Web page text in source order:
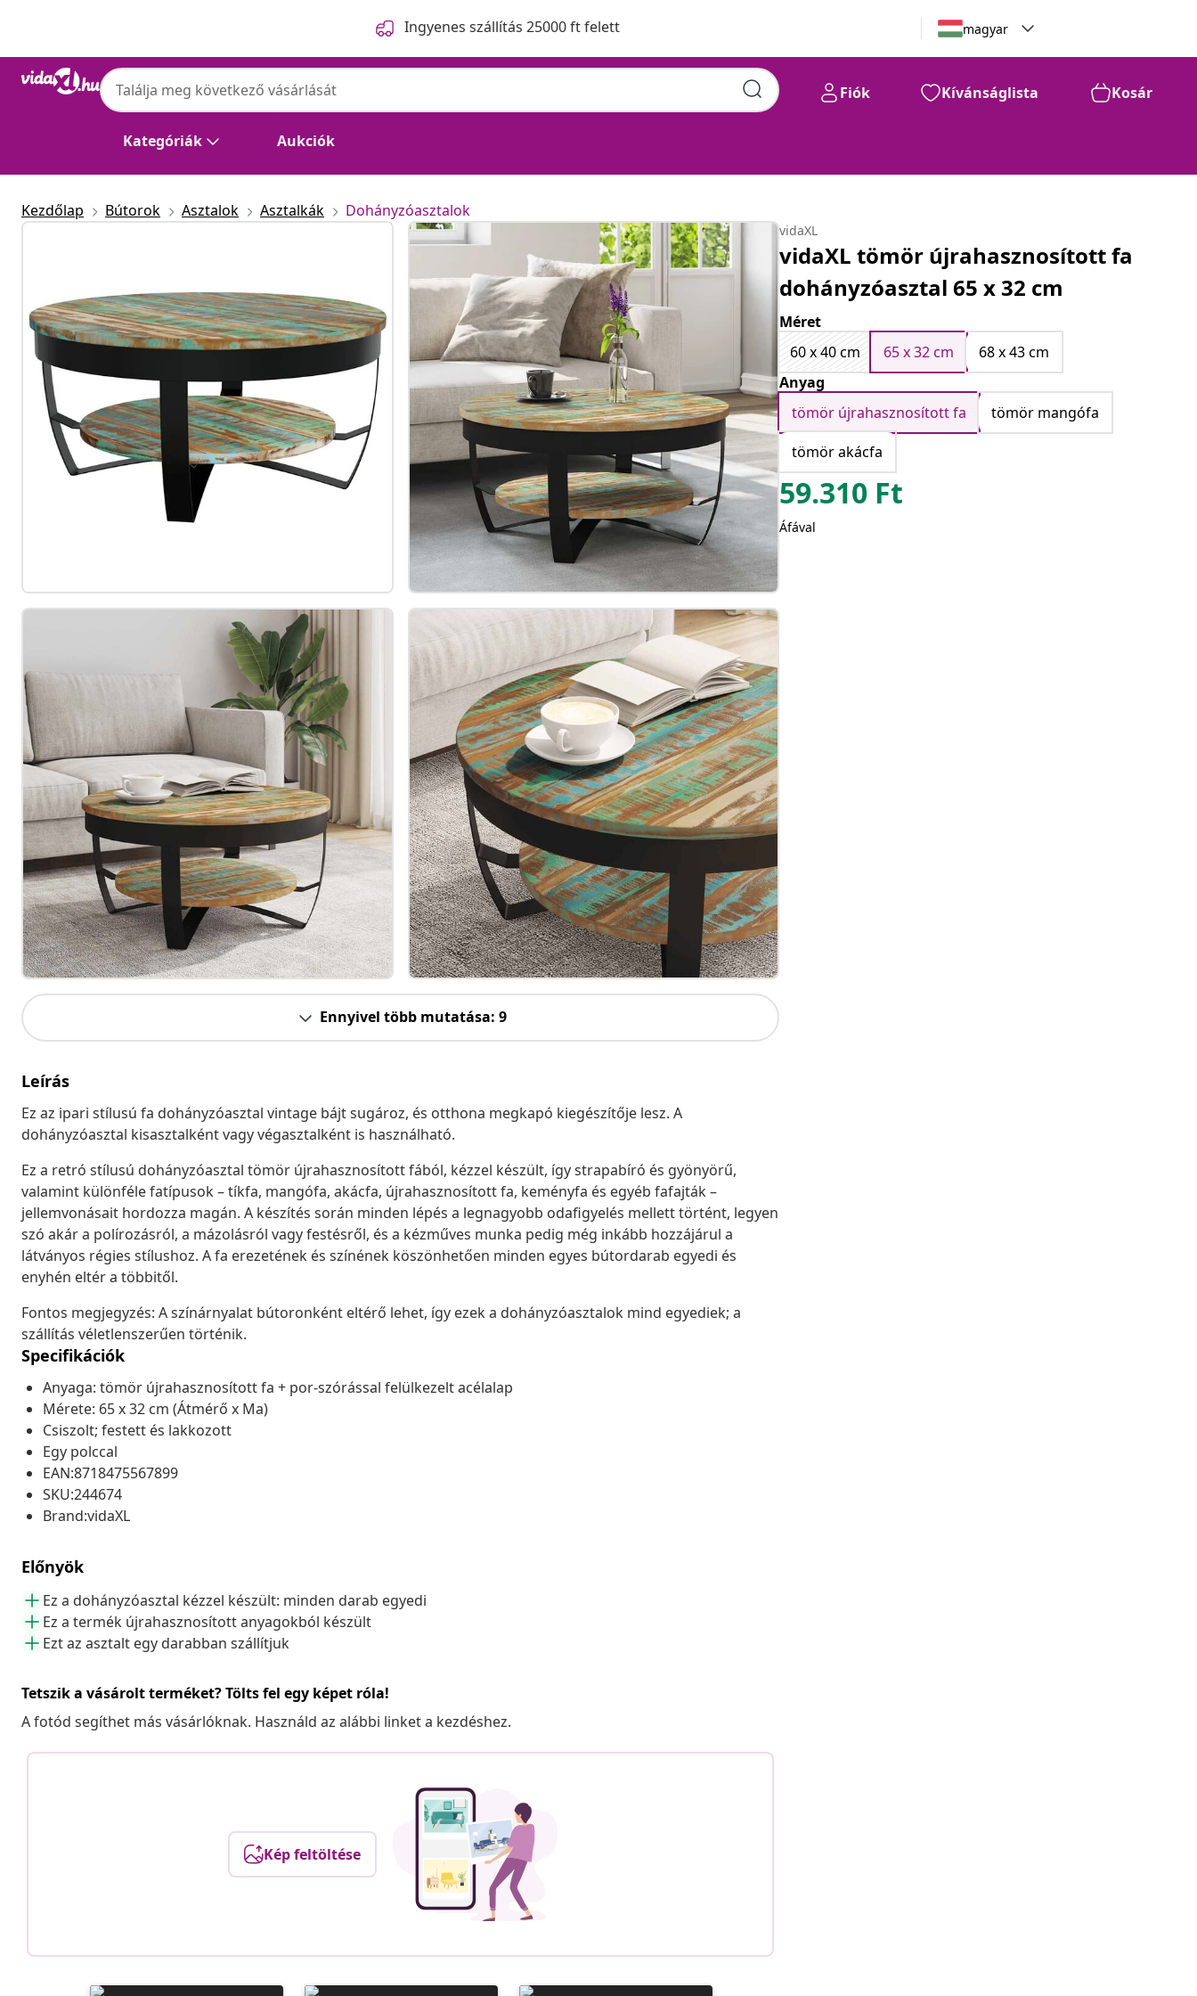
Ingyenes szállítás 25000 ft felett magyar
Kategóriák Aukciók
Fiók Kívánságlista Kosár
Kezdőlap Bútorok Asztalok Asztalkák Dohányzóasztalok
Ennyivel több mutatása: 9
Leírás
Ez az ipari stílusú fa dohányzóasztal vintage bájt sugároz, és otthona megkapó kiegészítője lesz. A
dohányzóasztal kisasztalként vagy végasztalként is használható.
Ez a retró stílusú dohányzóasztal tömör újrahasznosított fából, kézzel készült, így strapabíró és gyönyörű,
valamint különféle fatípusok – tíkfa, mangófa, akácfa, újrahasznosított fa, keményfa és egyéb fafajták –
jellemvonásait hordozza magán. A készítés során minden lépés a legnagyobb odafigyelés mellett történt, legyen
szó akár a polírozásról, a mázolásról vagy festésről, és a kézműves munka pedig még inkább hozzájárul a
látványos régies stílushoz. A fa erezetének és színének köszönhetően minden egyes bútordarab egyedi és
enyhén eltér a többitől.
Fontos megjegyzés: A színárnyalat bútoronként eltérő lehet, így ezek a dohányzóasztalok mind egyediek; a
szállítás véletlenszerűen történik.
Specifikációk
Anyaga: tömör újrahasznosított fa + por-szórással felülkezelt acélalap
Mérete: 65 x 32 cm (Átmérő x Ma)
Csiszolt; festett és lakkozott
Egy polccal
EAN:8718475567899
SKU:244674
Brand:vidaXL
Előnyök
Ez a dohányzóasztal kézzel készült: minden darab egyedi
Ez a termék újrahasznosított anyagokból készült
Ezt az asztalt egy darabban szállítjuk
Tetszik a vásárolt terméket? Tölts fel egy képet róla!
A fotód segíthet más vásárlóknak. Használd az alábbi linket a kezdéshez.
Kép feltöltése
vidaXL
vidaXL tömör újrahasznosított fa
dohányzóasztal 65 x 32 cm
Méret
60 x 40 cm
65 x 32 cm
68 x 43 cm
Anyag
tömör újrahasznosított fa
tömör mangófa
tömör akácfa
59.310 Ft
Áfával